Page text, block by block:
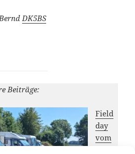
DK5BS
Beiträge:
Field
day
vom